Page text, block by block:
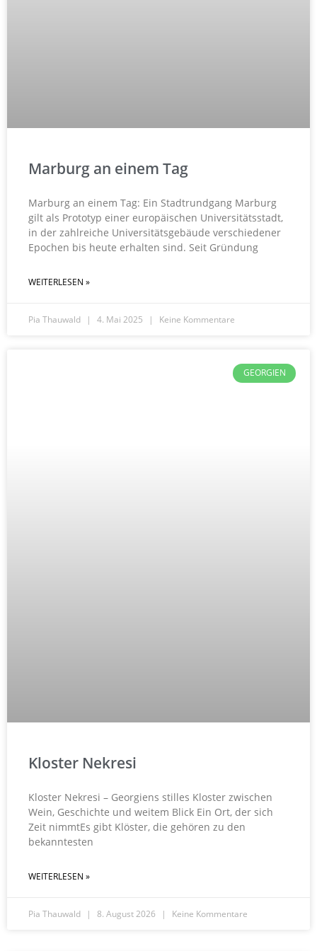
Marburg an einem Tag
Marburg an einem Tag: Ein Stadtrundgang Marburg
gilt als Prototyp einer europäischen Universitätsstadt,
in der zahlreiche Universitätsgebäude verschiedener
Epochen bis heute erhalten sind. Seit Gründung
WEITERLESEN »
Pia Thauwald 4. Mai 2025 Keine Kommentare
GEORGIEN
Kloster Nekresi
Kloster Nekresi – Georgiens stilles Kloster zwischen
Wein, Geschichte und weitem Blick Ein Ort, der sich
Zeit nimmtEs gibt Klöster, die gehören zu den
bekanntesten
WEITERLESEN »
Pia Thauwald 8. August 2026 Keine Kommentare